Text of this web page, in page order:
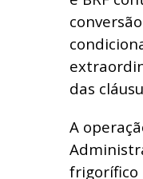
das
A
frigorífico